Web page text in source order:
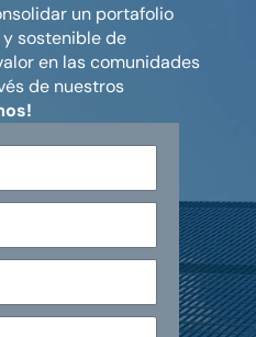
un portafolio
sostenible de
en las comunidades
de nuestros